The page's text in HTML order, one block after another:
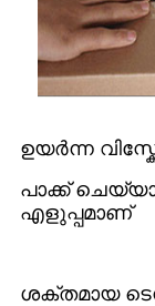
ഉയർന്ന
പാക്ക്
എളുപ്പമാണ്
ശക്തമായ